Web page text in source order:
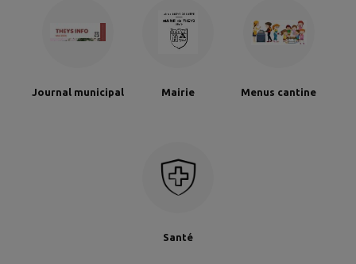
Journal municipal Mairie Menus cantine
Santé